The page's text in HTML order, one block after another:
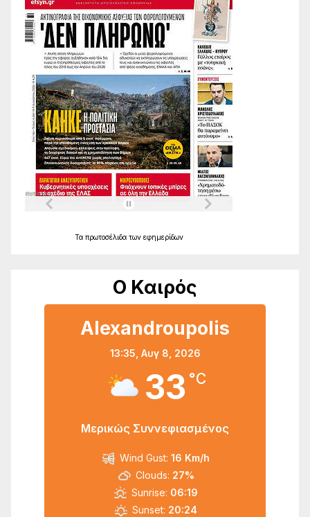
Τα πρωτοσέλιδα των εφημερίδων
Ο Καιρός
Alexandroupolis
13:35, Αυγ 8, 2026
33 °C
Μερικώς Συννεφιασμένος
Wind Gust: 16 Km/h
Clouds: 27%
Sunrise: 06:19
Sunset: 20:24